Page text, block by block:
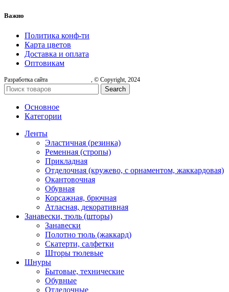
Важно
Политика конф-ти
Карта цветов
Доставка и оплата
Оптовикам
Разработка сайта , © Copyright, 2024
Search
Основное
Категории
Ленты
Эластичная (резинка)
Ременная (стропы)
Прикладная
Отделочная (кружево, с орнаментом, жаккардовая)
Окантовочная
Обувная
Корсажная, брючная
Атласная, декоративная
Занавески, тюль (шторы)
Занавески
Полотно тюль (жаккард)
Скатерти, салфетки
Шторы тюлевые
Шнуры
Бытовые, технические
Обувные
Отделочные